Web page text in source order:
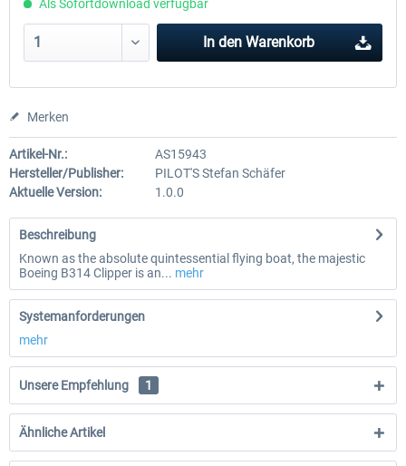
Als Sofortdownload verfügbar
In den Warenkorb
Merken
Artikel-Nr.:
AS15943
Hersteller/Publisher:
PILOT'S Stefan Schäfer
Aktuelle Version:
1.0.0
Beschreibung
Known as the absolute quintessential flying boat, the majestic
Boeing B314 Clipper is an... mehr
Systemanforderungen
mehr
Unsere Empfehlung 1
Ähnliche Artikel